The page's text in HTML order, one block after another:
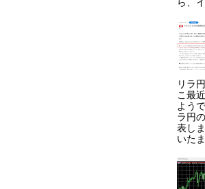
ら、
リラ
こ最
よう
ラ円
表し
いた